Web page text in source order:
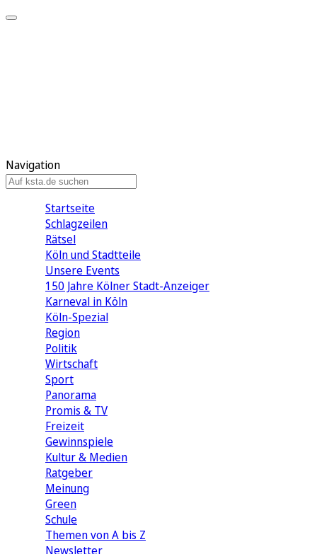
Navigation
Startseite
Schlagzeilen
Rätsel
Köln und Stadtteile
Unsere Events
150 Jahre Kölner Stadt-Anzeiger
Karneval in Köln
Köln-Spezial
Region
Politik
Wirtschaft
Sport
Panorama
Promis & TV
Freizeit
Gewinnspiele
Kultur & Medien
Ratgeber
Meinung
Green
Schule
Themen von A bis Z
Newsletter